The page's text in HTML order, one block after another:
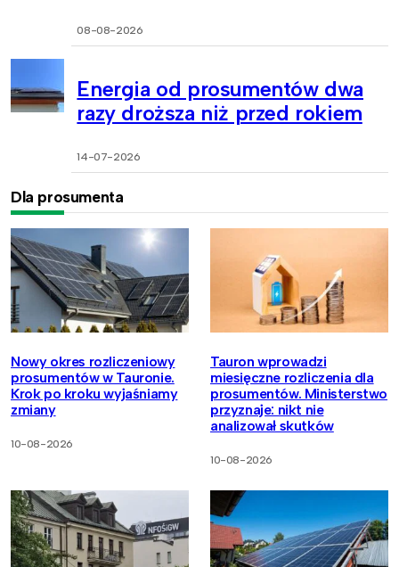
08-08-2026
Energia od prosumentów dwa
razy droższa niż przed rokiem
14-07-2026
Dla prosumenta
Nowy okres rozliczeniowy
prosumentów w Tauronie.
Krok po kroku wyjaśniamy
zmiany
10-08-2026
Tauron wprowadzi
miesięczne rozliczenia dla
prosumentów. Ministerstwo
przyznaje: nikt nie
analizował skutków
10-08-2026